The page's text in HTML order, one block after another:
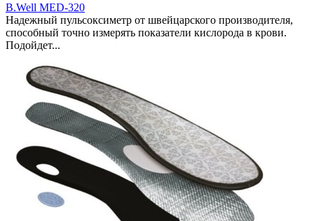
B.Well MED-320
Надежный пульсоксиметр от швейцарского производителя,
способный точно измерять показатели кислорода в крови.
Подойдет...